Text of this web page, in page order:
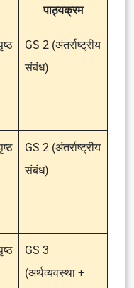
पाठ्यक्रम
GS 2 (अंतर्राष्ट्रीय
संबंध)
GS 2 (अंतर्राष्ट्रीय
संबंध)
GS 3
(अर्थव्यवस्था +